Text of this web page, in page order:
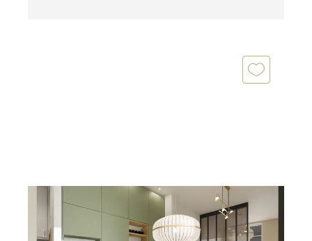
LYON 69004
27,24 m
, 2 pièces
Ref : 727